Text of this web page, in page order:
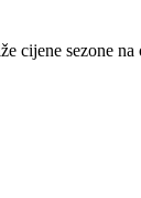
cijene sezone na